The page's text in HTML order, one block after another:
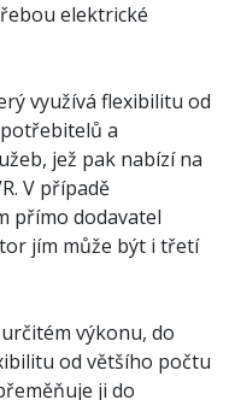
elektrické
využívá flexibilitu od
a
jež pak nabízí na
V případě
přímo dodavatel
jím může být i třetí
výkonu, do
od většího počtu
ji do